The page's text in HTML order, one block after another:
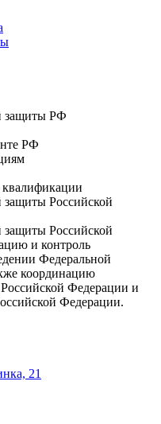
защиты РФ
РФ
квалификации
защиты Российской
защиты Российской
и контроль
Федеральной
координацию
Федерации и
Федерации.
21